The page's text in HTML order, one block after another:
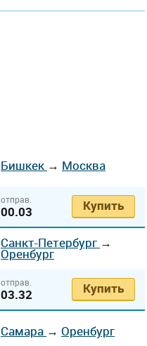
Бишкек → Москва
отправ.
00.03 Купить
Санкт-Петербург →
Оренбург
отправ.
03.32 Купить
Самара → Оренбург